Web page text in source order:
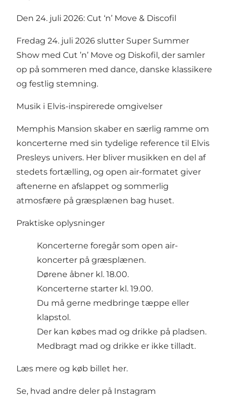
Den 24. juli 2026: Cut ‘n’ Move & Discofil
Fredag 24. juli 2026 slutter Super Summer
Show med Cut ’n’ Move og Diskofil, der samler
op på sommeren med dance, danske klassikere
og festlig stemning.
Musik i Elvis-inspirerede omgivelser
Memphis Mansion skaber en særlig ramme om
koncerterne med sin tydelige reference til Elvis
Presleys univers. Her bliver musikken en del af
stedets fortælling, og open air-formatet giver
aftenerne en afslappet og sommerlig
atmosfære på græsplænen bag huset.
Praktiske oplysninger
Koncerterne foregår som open air-
koncerter på græsplænen.
Dørene åbner kl. 18.00.
Koncerterne starter kl. 19.00.
Du må gerne medbringe tæppe eller
klapstol.
Der kan købes mad og drikke på pladsen.
Medbragt mad og drikke er ikke tilladt.
Læs mere og køb billet her.
Se, hvad andre deler på Instagram